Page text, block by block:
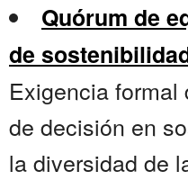
Quórum de
de
Exigencia formal
de decisión en
la diversidad de